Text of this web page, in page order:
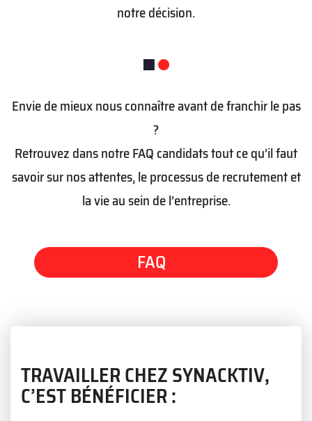
notre décision.
Envie de mieux nous connaître avant de franchir le pas
?
Retrouvez dans notre FAQ candidats tout ce qu’il faut
savoir sur nos attentes, le processus de recrutement et
la vie au sein de l’entreprise.
FAQ
TRAVAILLER CHEZ SYNACKTIV,
C’EST BÉNÉFICIER :